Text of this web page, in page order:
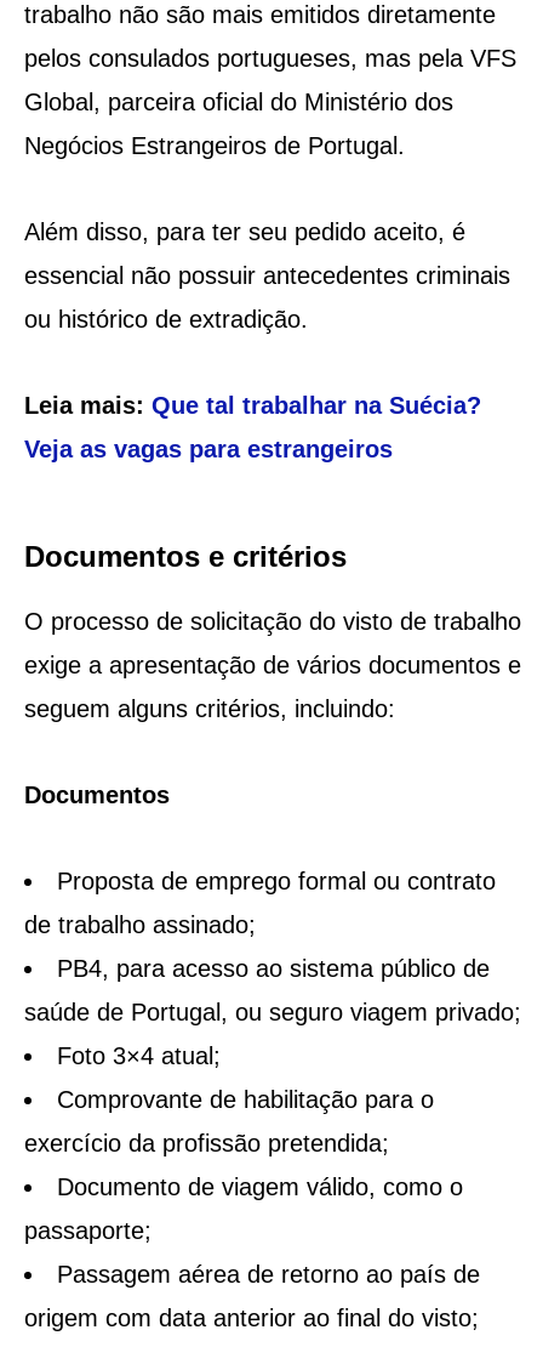
trabalho não são mais emitidos diretamente
pelos consulados portugueses, mas pela VFS
Global, parceira oficial do Ministério dos
Negócios Estrangeiros de Portugal.
Além disso, para ter seu pedido aceito, é
essencial não possuir antecedentes criminais
ou histórico de extradição.
Leia mais: Que tal trabalhar na Suécia?
Veja as vagas para estrangeiros
Documentos e critérios
O processo de solicitação do visto de trabalho
exige a apresentação de vários documentos e
seguem alguns critérios, incluindo:
Documentos
Proposta de emprego formal ou contrato
de trabalho assinado;
PB4, para acesso ao sistema público de
saúde de Portugal, ou seguro viagem privado;
Foto 3×4 atual;
Comprovante de habilitação para o
exercício da profissão pretendida;
Documento de viagem válido, como o
passaporte;
Passagem aérea de retorno ao país de
origem com data anterior ao final do visto;